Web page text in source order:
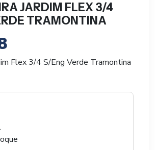
JARDIM FLEX 3/4
TRAMONTINA
Flex 3/4 S/Eng Verde Tramontina